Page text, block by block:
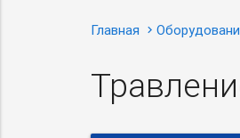
Главная